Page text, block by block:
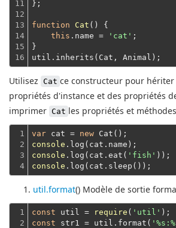
11
12
13
14
15
16
};
function Cat ( ) {
this .name = 'cat' ;
}
util.inherits(Cat, Animal);
Utilisez Cat ce constructeur pour hériter
propriétés d'instance et des propriétés
imprimer Cat les propriétés et
1
2
3
4
var cat = new
console
console .log(cat.eat( 'fish'
console
util.format() Modèle de sortie
1
2
const util = require ( 'util'
const str1 = util.format(